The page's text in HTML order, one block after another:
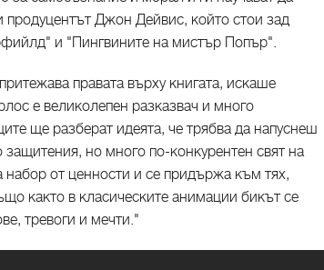
продуцентът Джон Дейвис, който стои зад
и "Пингвините на мистър Попър".
правата върху книгата, искаше
е великолепен разказвач и много
ще разберат идеята, че трябва да напуснеш
но много по-конкурентен свят на
от ценности и се придържа към тях,
както в класическите анимации бикът се
тревоги и мечти."